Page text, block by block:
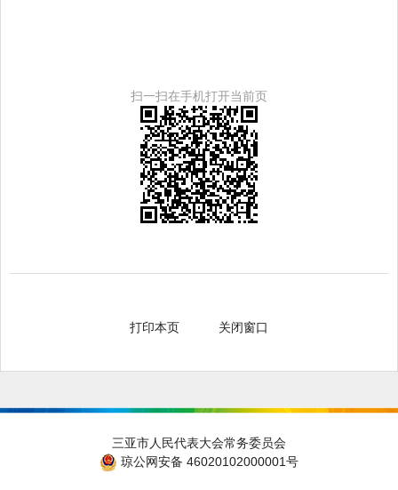
扫一扫在手机打开当前页
打印本页 关闭窗口
三亚市人民代表大会常务委员会
琼公网安备 46020102000001号